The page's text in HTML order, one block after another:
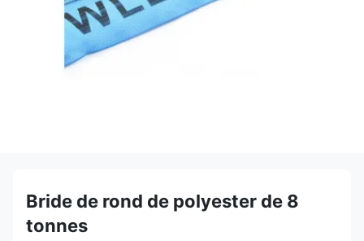
Bride de rond de polyester de 8
tonnes